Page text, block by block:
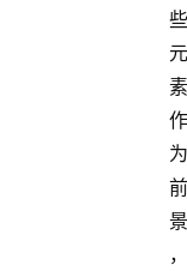
些
元
素
作
为
前
景
，